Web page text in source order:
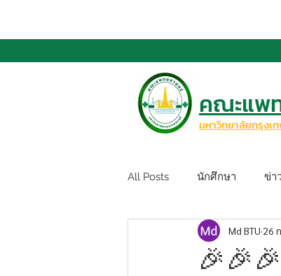
คณะแพ
มหาวิทยาลัยกรุงเ
All Posts นักศึกษา ข่า
Md BTU 26